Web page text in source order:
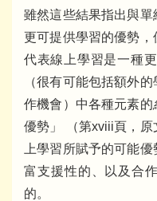
雖然這些結果指出與
更可提供學習的優勢
代表線上學習是一種
（很有可能包括額外
作機會）中各種元素的
優勢」 （第xviii頁，
上學習所賦予的可能
富支援性的、以及合
的。